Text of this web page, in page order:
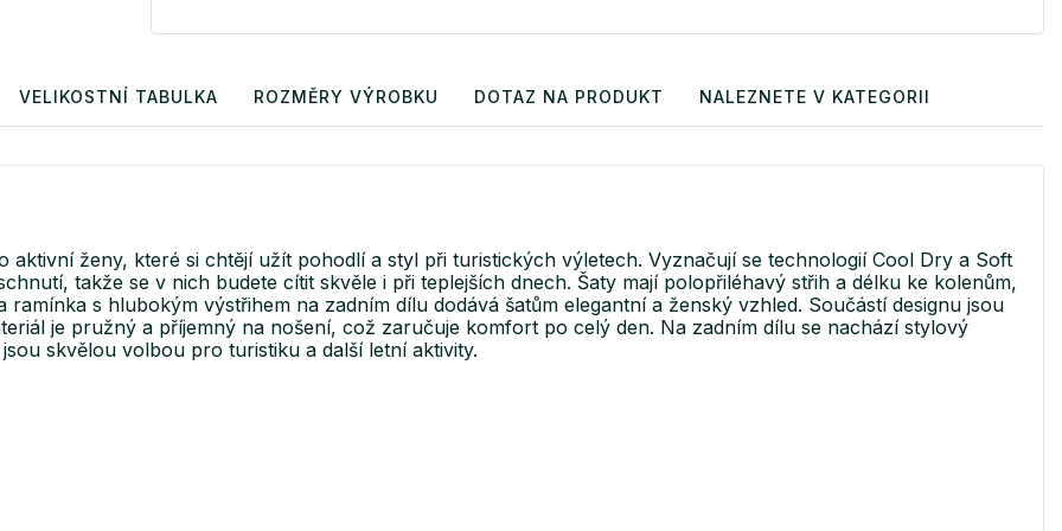
VELIKOSTNÍ TABULKA ROZMĚRY VÝROBKU DOTAZ NA PRODUKT NALEZNETE V KATEGORII
ženy, které si chtějí užít pohodlí a styl při turistických výletech. Vyznačují se technologií Cool Dry a Soft
takže se v nich budete cítit skvěle i při teplejších dnech. Šaty mají polopřiléhavý střih a délku ke kolenům,
s hlubokým výstřihem na zadním dílu dodává šatům elegantní a ženský vzhled. Součástí designu jsou
je pružný a příjemný na nošení, což zaručuje komfort po celý den. Na zadním dílu se nachází stylový
skvělou volbou pro turistiku a další letní aktivity.